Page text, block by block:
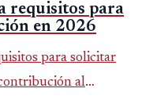
requisitos para
en 2026
para solicitar
al